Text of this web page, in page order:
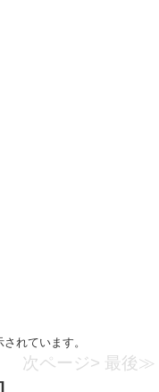
れています。
次ページ> 最後≫